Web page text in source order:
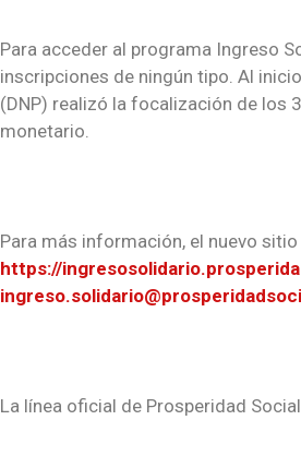
Para acceder al programa Ingreso
inscripciones de ningún tipo. Al
(DNP) realizó la focalización de los
monetario.
Para más información, el nuevo
https://
La línea oficial de Prosperidad